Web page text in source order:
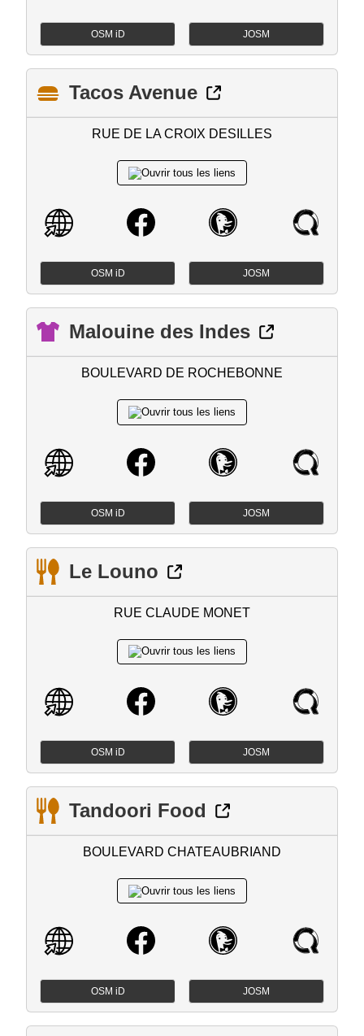
OSM iD JOSM
Tacos Avenue
RUE DE LA CROIX DESILLES
OSM iD JOSM
Malouine des Indes
BOULEVARD DE ROCHEBONNE
OSM iD JOSM
Le Louno
RUE CLAUDE MONET
OSM iD JOSM
Tandoori Food
BOULEVARD CHATEAUBRIAND
OSM iD JOSM